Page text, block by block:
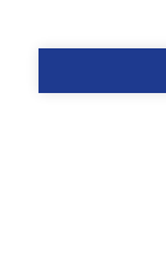
Order